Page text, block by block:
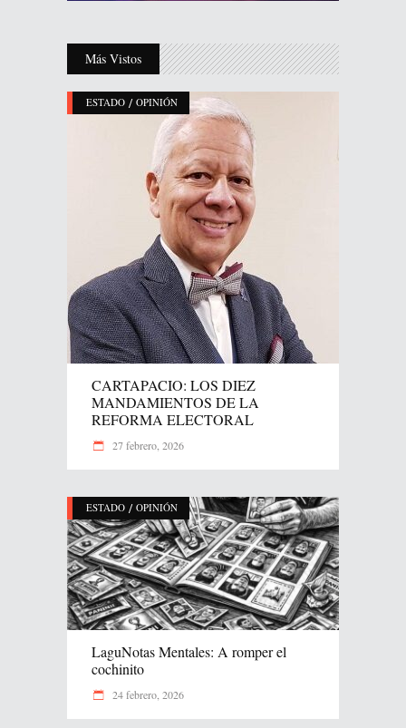
Más Vistos
ESTADO / OPINIÓN
CARTAPACIO: LOS DIEZ
MANDAMIENTOS DE LA
REFORMA ELECTORAL
27 febrero, 2026
ESTADO / OPINIÓN
LaguNotas Mentales: A romper el
cochinito
24 febrero, 2026